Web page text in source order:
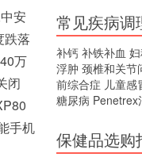
安
跌落
万
闭
手机
常见疾病调
补钙 补铁补血
浮肿 颈椎和关节
前综合症 儿童感
糖尿病 Penetrex
保健品选购